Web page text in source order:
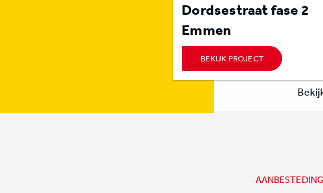
Dordsestraat fase 2
Emmen
BEKIJK PROJECT